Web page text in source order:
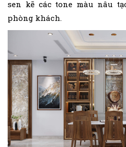
sen kẽ các tone màu nâu
phòng khách.